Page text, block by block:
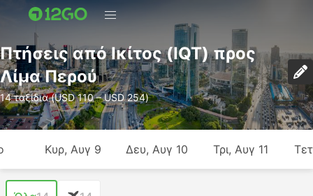
Πτήσεις από Ικίτος (IQT) προς
Λίμα Περού
14 ταξίδια (USD 110 – USD 254)
Κυρ, Αυγ 9 Δευ, Αυγ 10 Τρι, Αυγ 11